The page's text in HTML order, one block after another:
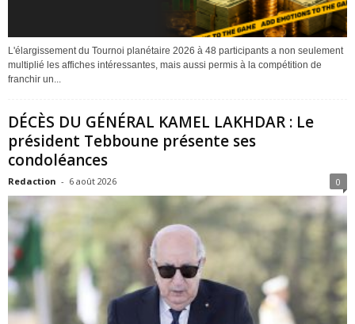
L'élargissement du Tournoi planétaire 2026 à 48 participants a non seulement
multiplié les affiches intéressantes, mais aussi permis à la compétition de
franchir un...
DÉCÈS DU GÉNÉRAL KAMEL LAKHDAR : Le
président Tebboune présente ses
condoléances
Redaction - 6 août 2026 0